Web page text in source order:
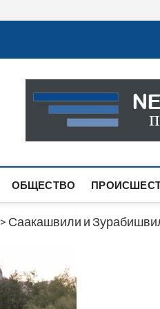
Новости
САМАЯ АКТУАЛЬНАЯ
САЙТЕ ВЫ НАЙДЕТЕ
ОБЩЕСТВО
> Саакашвили и